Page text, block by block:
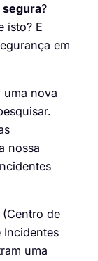
?
isto? E
em
uma nova
nossa
(Centro de
Incidentes
uma